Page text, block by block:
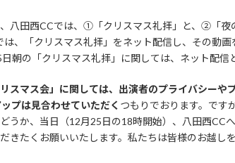
八田西CCでは、①「クリスマス礼拝」と、②「夜
は、「クリスマス礼拝」をネット配信し、その動
朝の「クリスマス礼拝」に関しては、ネット配信
リスマス会」に関しては、出演者のプライバシー
プは見合わせていただく つもりでおります。です
うか、当日（12月25日の18時開始）、八田西CC
きたくお願いいたします。私たちは皆様のお越し